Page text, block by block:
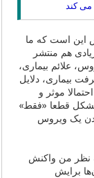
می کند
این است که ما
هم منتشر
علائم بیماری،
بیماری، دلایل
موثر و
قطعا «فقط»
یک ویروس
نظر من واکنش
برایش